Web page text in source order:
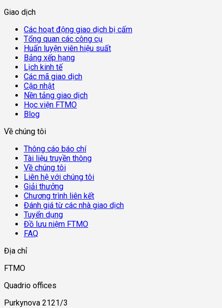
Giao dịch
Các hoạt động giao dịch bị cấm
Tổng quan các công cụ
Huấn luyện viên hiệu suất
Bảng xếp hạng
Lịch kinh tế
Các mã giao dịch
Cập nhật
Nền tảng giao dịch
Học viện FTMO
Blog
Về chúng tôi
Thông cáo báo chí
Tài liệu truyền thông
Về chúng tôi
Liên hệ với chúng tôi
Giải thưởng
Chương trình liên kết
Đánh giá từ các nhà giao dịch
Tuyển dụng
Đồ lưu niệm FTMO
FAQ
Địa chỉ
FTMO
Quadrio offices
Purkynova 2121/3